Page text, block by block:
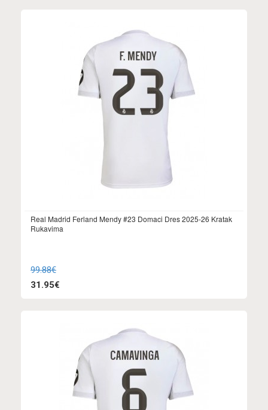
Real Madrid Ferland Mendy #23 Domaci Dres 2025-26 Kratak
Rukavima
99.88€
31.95€